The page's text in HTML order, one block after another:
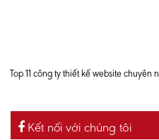
Top 11 công ty thiết kế website chuyên
Kết nối với chúng tôi